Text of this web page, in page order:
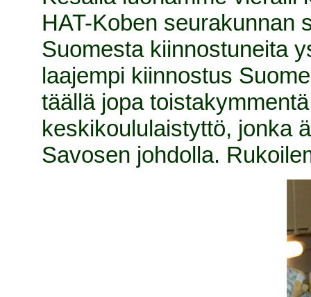
HAT-Koben seurakunnan
Suomesta kiinnostuneita
laajempi kiinnostus
täällä jopa
keskikoululaistyttö, jonka
Savosen johdolla.